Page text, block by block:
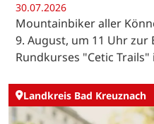
30.07.2026
Mountainbiker aller
9. August, um 11 Uhr zur
Rundkurses "Cetic
Landkreis Bad Kreuznach